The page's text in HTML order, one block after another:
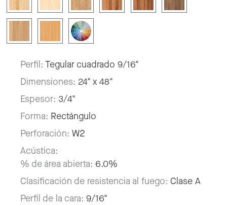
Perfil: Tegular cuadrado 9/16"
Dimensiones: 24" x 48"
Espesor: 3/4"
Forma: Rectángulo
Perforación: W2
Acústica:
% de área abierta: 6.0%
Clasificación de resistencia al fuego: Clase A
Perfil de la cara: 9/16"